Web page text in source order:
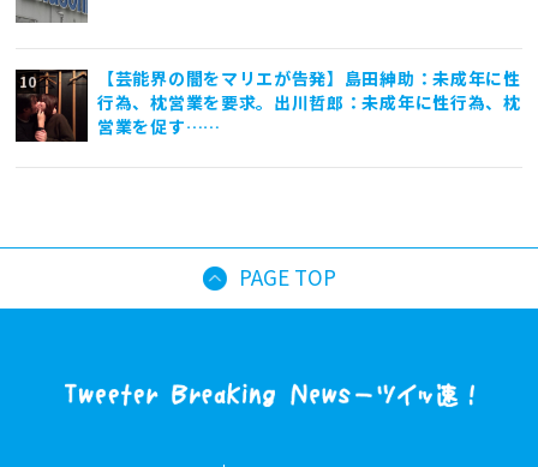
【芸能界の闇をマリエが告発】島田紳助：未成年に性
行為、枕営業を要求。出川哲郎：未成年に性行為、枕
営業を促す……
PAGE TOP